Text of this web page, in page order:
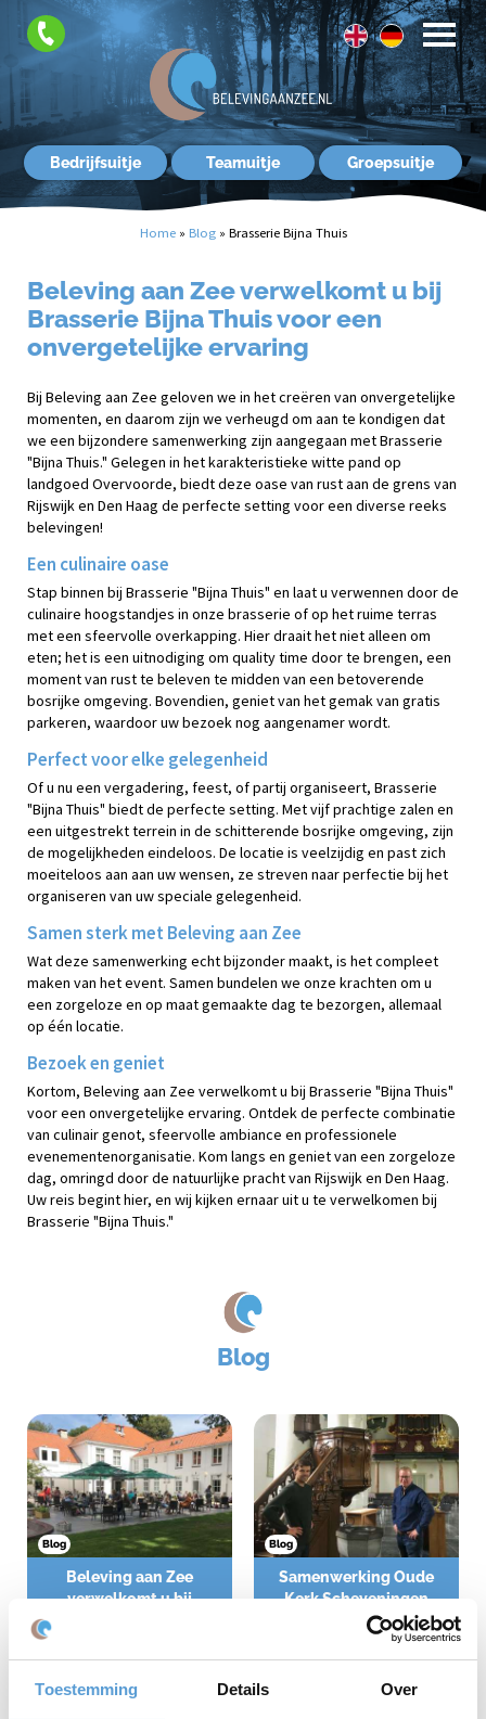
Toestemming Details Over
Bedrijfsuitje Teamuitje Groepsuitje
Contact
Home » Blog » Brasserie Bijna Thuis
Beleving aan Zee verwelkomt u bij
Brasserie Bijna Thuis voor een
onvergetelijke ervaring
Bij Beleving aan Zee geloven we in het creëren van onvergetelijke
momenten, en daarom zijn we verheugd om aan te kondigen dat
we een bijzondere samenwerking zijn aangegaan met Brasserie
"Bijna Thuis." Gelegen in het karakteristieke witte pand op
landgoed Overvoorde, biedt deze oase van rust aan de grens van
Rijswijk en Den Haag de perfecte setting voor een diverse reeks
belevingen!
Een culinaire oase
Stap binnen bij Brasserie "Bijna Thuis" en laat u verwennen door de
culinaire hoogstandjes in onze brasserie of op het ruime terras
met een sfeervolle overkapping. Hier draait het niet alleen om
eten; het is een uitnodiging om quality time door te brengen, een
moment van rust te beleven te midden van een betoverende
bosrijke omgeving. Bovendien, geniet van het gemak van gratis
parkeren, waardoor uw bezoek nog aangenamer wordt.
Perfect voor elke gelegenheid
Of u nu een vergadering, feest, of partij organiseert, Brasserie
"Bijna Thuis" biedt de perfecte setting. Met vijf prachtige zalen en
een uitgestrekt terrein in de schitterende bosrijke omgeving, zijn
de mogelijkheden eindeloos. De locatie is veelzijdig en past zich
moeiteloos aan aan uw wensen, ze streven naar perfectie bij het
organiseren van uw speciale gelegenheid.
Samen sterk met Beleving aan Zee
Wat deze samenwerking echt bijzonder maakt, is het compleet
maken van het event. Samen bundelen we onze krachten om u
een zorgeloze en op maat gemaakte dag te bezorgen, allemaal
op één locatie.
Bezoek en geniet
Kortom, Beleving aan Zee verwelkomt u bij Brasserie "Bijna Thuis"
voor een onvergetelijke ervaring. Ontdek de perfecte combinatie
van culinair genot, sfeervolle ambiance en professionele
evenementenorganisatie. Kom langs en geniet van een zorgeloze
dag, omringd door de natuurlijke pracht van Rijswijk en Den Haag.
Uw reis begint hier, en wij kijken ernaar uit u te verwelkomen bij
Brasserie "Bijna Thuis."
Blog
Blog
Beleving aan Zee
verwelkomt u bij
Beleving aan Zee verwelkomt u
bij Brasserie "Bijna Thuis"
Blog
Samenwerking Oude
Kerk Scheveningen
Om de zoveel tijd lichten wij
hier fijne en belangrijke
samenwerkingen toe. Deze